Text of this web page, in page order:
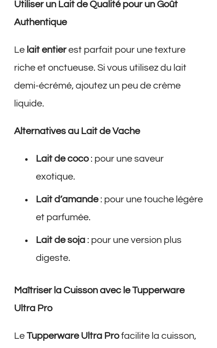
Utiliser un Lait de Qualité pour un Goût
Authentique
Le lait entierest parfait pour une texture
riche et onctueuse. Si vous utilisez du lait
demi-écrémé, ajoutez un peu de crème
liquide.
Alternatives au Lait de Vache
Lait de coco: pour une saveur
exotique.
Lait d’amande: pour une touche légère
et parfumée.
Lait de soja : pour une version plus
digeste.
Maîtriser la Cuisson avec le Tupperware
Ultra Pro
Le Tupperware Ultra Profacilite la cuisson,